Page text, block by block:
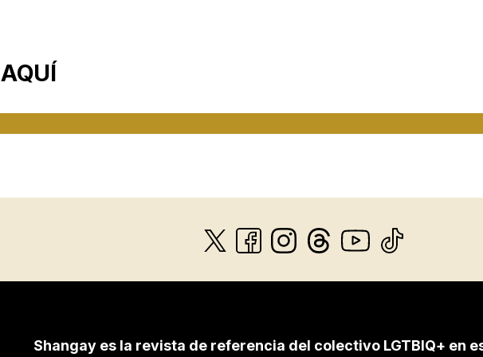
AQUÍ
Shangay es la revista de referencia del colectivo LGTBIQ+ en